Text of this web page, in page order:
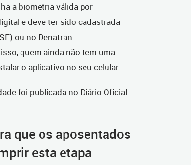
a biometria válida por
e deve ter sido cadastrada
ou no Denatran
quem ainda não tem uma
o aplicativo no seu celular.
foi publicada no Diário Oficial
que os aposentados
esta etapa